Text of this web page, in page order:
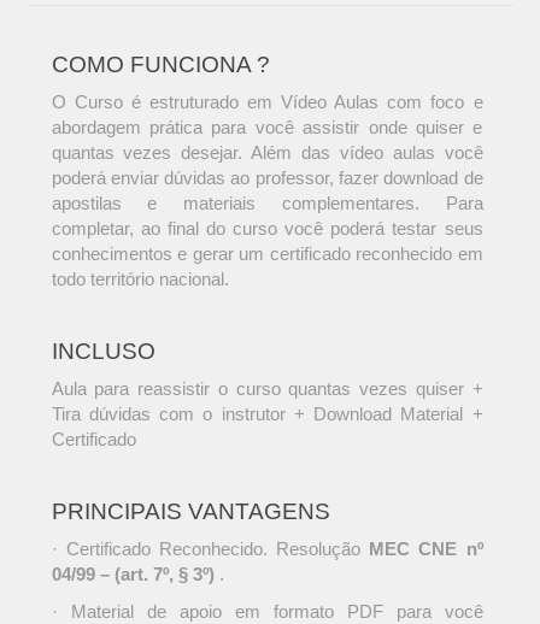
COMO FUNCIONA ?
O Curso é estruturado em Vídeo Aulas com foco e
abordagem prática para você assistir onde quiser e
quantas vezes desejar. Além das vídeo aulas você
poderá enviar dúvidas ao professor, fazer download de
apostilas e materiais complementares. Para
completar, ao final do curso você poderá testar seus
conhecimentos e gerar um certificado reconhecido em
todo território nacional.
INCLUSO
Aula para reassistir o curso quantas vezes quiser +
Tira dúvidas com o instrutor + Download Material +
Certificado
PRINCIPAIS VANTAGENS
· Certificado Reconhecido. Resolução MEC CNE nº
04/99 – (art. 7º, § 3º) .
· Material de apoio em formato PDF para você